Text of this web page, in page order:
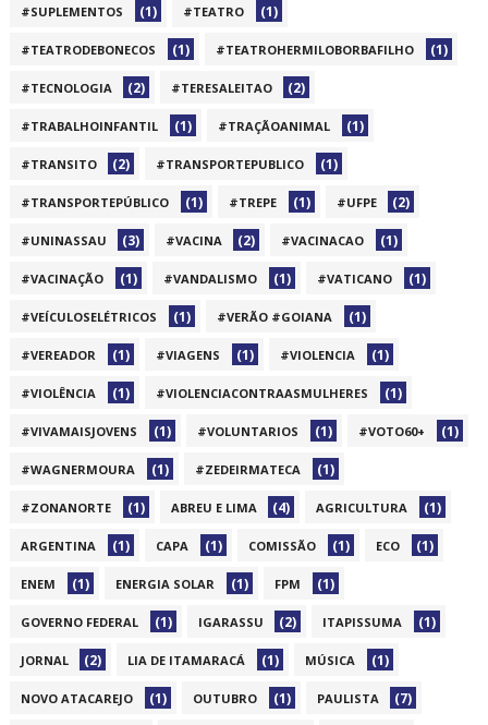
#SUPLEMENTOS (1) #TEATRO (1)
#TEATRODEBONECOS (1) #TEATROHERMILOBORBAFILHO (1)
#TECNOLOGIA (2) #TERESALEITAO (2)
#TRABALHOINFANTIL (1) #TRAÇÃOANIMAL (1)
#TRANSITO (2) #TRANSPORTEPUBLICO (1)
#TRANSPORTEPÚBLICO (1) #TREPE (1) #UFPE (2)
#UNINASSAU (3) #VACINA (2) #VACINACAO (1)
#VACINAÇÃO (1) #VANDALISMO (1) #VATICANO (1)
#VEÍCULOSELÉTRICOS (1) #VERÃO #GOIANA (1)
#VEREADOR (1) #VIAGENS (1) #VIOLENCIA (1)
#VIOLÊNCIA (1) #VIOLENCIACONTRAASMULHERES (1)
#VIVAMAISJOVENS (1) #VOLUNTARIOS (1) #VOTO60+ (1)
#WAGNERMOURA (1) #ZEDEIRMATECA (1)
#ZONANORTE (1) ABREU E LIMA (4) AGRICULTURA (1)
ARGENTINA (1) CAPA (1) COMISSÃO (1) ECO (1)
ENEM (1) ENERGIA SOLAR (1) FPM (1)
GOVERNO FEDERAL (1) IGARASSU (2) ITAPISSUMA (1)
JORNAL (2) LIA DE ITAMARACÁ (1) MÚSICA (1)
NOVO ATACAREJO (1) OUTUBRO (1) PAULISTA (7)